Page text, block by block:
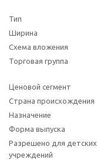
Тип
Ширина
Схема вложения
Торговая группа
Ценовой сегмент
Страна происхождения
Назначение
Форма выпуска
Разрешено для детских
учреждений